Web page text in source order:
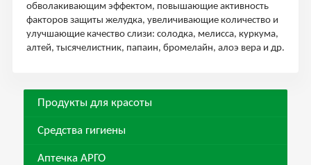
обволакивающим эффектом, повышающие активность
факторов защиты желудка, увеличивающие количество и
улучшающие качество слизи: солодка, мелисса, куркума,
алтей, тысячелистник, папаин, бромелайн, алоэ вера и др.
Продукты для красоты
Средства гигиены
Аптечка АРГО